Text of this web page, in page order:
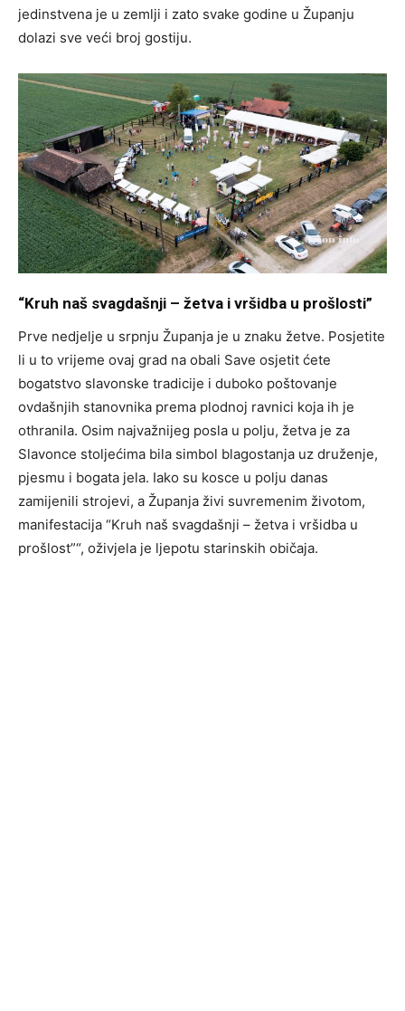
jedinstvena je u zemlji i zato svake godine u Županju
dolazi sve veći broj gostiju.
“Kruh naš svagdašnji – žetva i vršidba u prošlosti”
Prve nedjelje u srpnju Županja je u znaku žetve. Posjetite
li u to vrijeme ovaj grad na obali Save osjetit ćete
bogatstvo slavonske tradicije i duboko poštovanje
ovdašnjih stanovnika prema plodnoj ravnici koja ih je
othranila. Osim najvažnijeg posla u polju, žetva je za
Slavonce stoljećima bila simbol blagostanja uz druženje,
pjesmu i bogata jela. Iako su kosce u polju danas
zamijenili strojevi, a Županja živi suvremenim životom,
manifestacija “Kruh naš svagdašnji – žetva i vršidba u
prošlost”“, oživjela je ljepotu starinskih običaja.